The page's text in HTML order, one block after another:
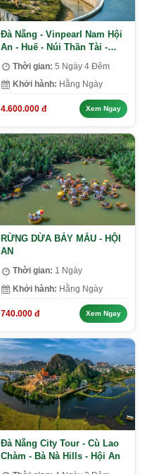
Đà Nẵng - Vinpearl Nam Hội
An - Huế - Núi Thần Tài -
Rừng dừa bảy mẫu
Thời gian: 5 Ngày 4 Đêm
Khởi hành: Hằng Ngày
4.600.000 đ Xem Ngay
RỪNG DỪA BẢY MẪU - HỘI
AN
Thời gian: 1 Ngày
Khởi hành: Hằng Ngày
740.000 đ Xem Ngay
Đà Nẵng City Tour - Cù Lao
Chàm - Bà Nà Hills - Hội An